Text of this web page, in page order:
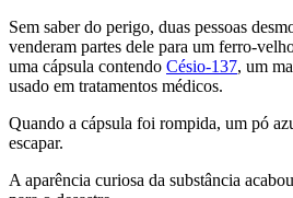
Sem saber do perigo, duas pessoas
venderam partes dele para um ferro-
uma cápsula contendo Césio-137, um
usado em tratamentos médicos.
Quando a cápsula foi rompida, um pó
escapar.
A aparência curiosa da substância